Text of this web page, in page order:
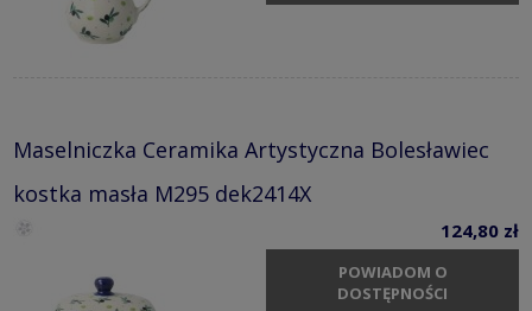
Maselniczka Ceramika Artystyczna Bolesławiec
kostka masła M295 dek2414X
124,80 zł
POWIADOM O
DOSTĘPNOŚCI